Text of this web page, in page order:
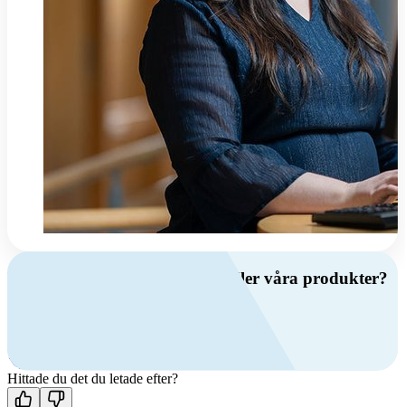
Har du frågor om ventilation eller våra produkter?
Kontakta oss
Hittade du det du letade efter?